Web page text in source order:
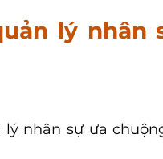
lý nhân
nhân sự ưa